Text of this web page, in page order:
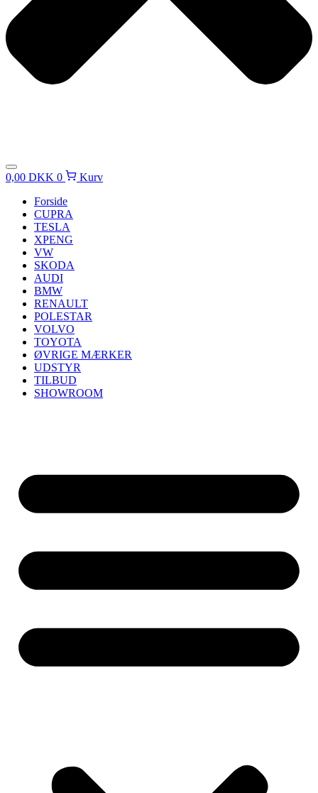
0,00 DKK 0
Kurv
Forside
CUPRA
TESLA
XPENG
VW
SKODA
AUDI
BMW
RENAULT
POLESTAR
VOLVO
TOYOTA
ØVRIGE MÆRKER
UDSTYR
TILBUD
SHOWROOM